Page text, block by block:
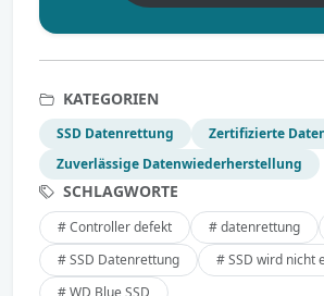
KATEGORIEN
SSD Datenrettung
Zertifizierte
Zuverlässige Datenwiederherstellung
SCHLAGWORTE
# Controller defekt # datenrettung
# SSD Datenrettung
# SSD wird nicht
# WD Blue SSD